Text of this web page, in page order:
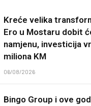
Kreće velika
Ero u Mostaru dobit
namjenu, investicija
miliona KM
06/08/2026
Bingo Group i ove